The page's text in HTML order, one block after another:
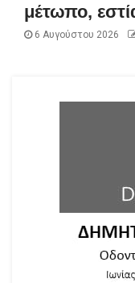
μέτωπο,
6 Αυγούστου 2026